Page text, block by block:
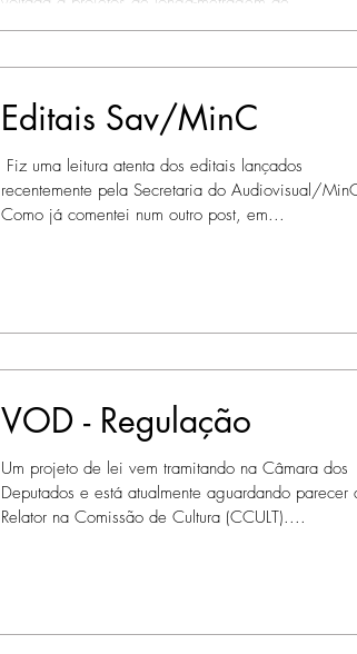
​ Fiz uma leitura atenta dos editais lançados
recentemente pela Secretaria do Audiovisual/
Como já comentei num outro post, em...
VOD - Regulação
Um projeto de lei vem tramitando na Câmara dos
Deputados e está atualmente aguardando parecer
Relator na Comissão de Cultura (CCULT)....